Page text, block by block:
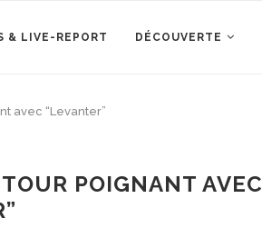
& LIVE-REPORT DÉCOUVERTE
avec “Levanter”
POIGNANT AVEC